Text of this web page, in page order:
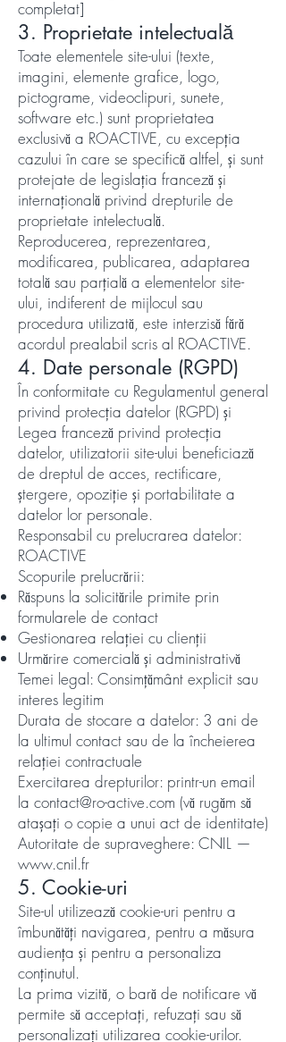
completat]
3. Proprietate intelectuală
Toate elementele site-ului (texte,
imagini, elemente grafice, logo,
pictograme, videoclipuri, sunete,
software etc.) sunt proprietatea
exclusivă a ROACTIVE, cu excepția
cazului în care se specifică altfel, și sunt
protejate de legislația franceză și
internațională privind drepturile de
proprietate intelectuală.
Reproducerea, reprezentarea,
modificarea, publicarea, adaptarea
totală sau parțială a elementelor site-
ului, indiferent de mijlocul sau
procedura utilizată, este interzisă fără
acordul prealabil scris al ROACTIVE.
4. Date personale (RGPD)
În conformitate cu Regulamentul general
privind protecția datelor (RGPD) și
Legea franceză privind protecția
datelor, utilizatorii site-ului beneficiază
de dreptul de acces, rectificare,
ștergere, opoziție și portabilitate a
datelor lor personale.
Responsabil cu prelucrarea datelor:
ROACTIVE
Scopurile prelucrării:
Răspuns la solicitările primite prin
formularele de contact
Gestionarea relației cu clienții
Urmărire comercială și administrativă
Temei legal: Consimțământ explicit sau
interes legitim
Durata de stocare a datelor: 3 ani de
la ultimul contact sau de la încheierea
relației contractuale
Exercitarea drepturilor: printr-un email
la contact@ro-active.com (vă rugăm să
atașați o copie a unui act de identitate)
Autoritate de supraveghere: CNIL —
www.cnil.fr
5. Cookie-uri
Site-ul utilizează cookie-uri pentru a
îmbunătăți navigarea, pentru a măsura
audiența și pentru a personaliza
conținutul.
La prima vizită, o bară de notificare vă
permite să acceptați, refuzați sau să
personalizați utilizarea cookie-urilor.